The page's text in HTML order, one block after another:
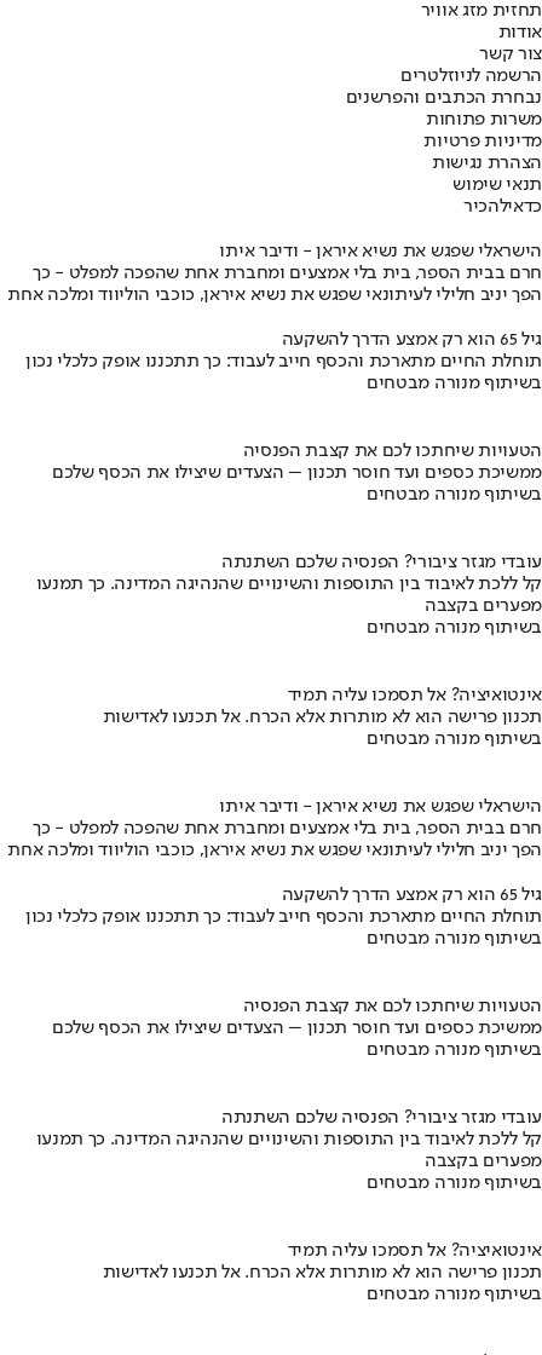
תחזית מזג אוויר
אודות
צור קשר
הרשמה לניוזלטרים
נבחרת הכתבים והפרשנים
משרות פתוחות
מדיניות פרטיות
הצהרת נגישות
תנאי שימוש
כדאילהכיר
הישראלי שפגש את נשיא איראן - ודיבר איתו
חרם בבית הספר, בית בלי אמצעים ומחברת אחת שהפכה למפלט - כך
הפך יניב חלילי לעיתונאי שפגש את נשיא איראן, כוכבי הוליווד ומלכה אחת
גיל 65 הוא רק אמצע הדרך להשקעה
תוחלת החיים מתארכת והכסף חייב לעבוד: כך תתכננו אופק כלכלי נכון
בשיתוף מנורה מבטחים
הטעויות שיחתכו לכם את קצבת הפנסיה
ממשיכת כספים ועד חוסר תכנון – הצעדים שיצילו את הכסף שלכם
בשיתוף מנורה מבטחים
עובדי מגזר ציבורי? הפנסיה שלכם השתנתה
קל ללכת לאיבוד בין התוספות והשינויים שהנהיגה המדינה. כך תמנעו
מפערים בקצבה
בשיתוף מנורה מבטחים
אינטואיציה? אל תסמכו עליה תמיד
תכנון פרישה הוא לא מותרות אלא הכרח. אל תכנעו לאדישות
בשיתוף מנורה מבטחים
הישראלי שפגש את נשיא איראן - ודיבר איתו
חרם בבית הספר, בית בלי אמצעים ומחברת אחת שהפכה למפלט - כך
הפך יניב חלילי לעיתונאי שפגש את נשיא איראן, כוכבי הוליווד ומלכה אחת
גיל 65 הוא רק אמצע הדרך להשקעה
תוחלת החיים מתארכת והכסף חייב לעבוד: כך תתכננו אופק כלכלי נכון
בשיתוף מנורה מבטחים
הטעויות שיחתכו לכם את קצבת הפנסיה
ממשיכת כספים ועד חוסר תכנון – הצעדים שיצילו את הכסף שלכם
בשיתוף מנורה מבטחים
עובדי מגזר ציבורי? הפנסיה שלכם השתנתה
קל ללכת לאיבוד בין התוספות והשינויים שהנהיגה המדינה. כך תמנעו
מפערים בקצבה
בשיתוף מנורה מבטחים
אינטואיציה? אל תסמכו עליה תמיד
תכנון פרישה הוא לא מותרות אלא הכרח. אל תכנעו לאדישות
בשיתוף מנורה מבטחים